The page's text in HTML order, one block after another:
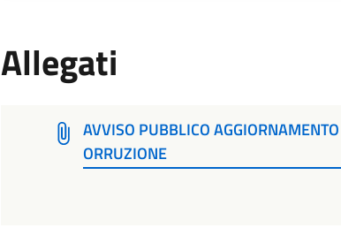
Allegati
AVVISO PUBBLICO
ORRUZIONE